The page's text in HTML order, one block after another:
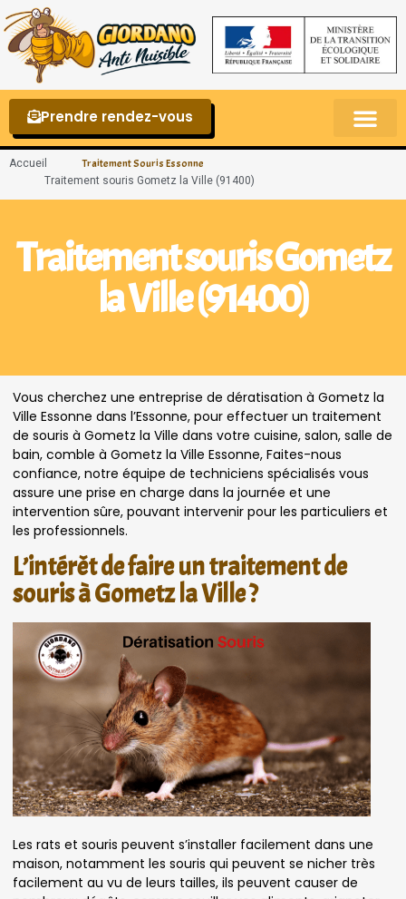
Prendre rendez-vous
Accueil Traitement Souris Essonne
Traitement souris Gometz la Ville (91400)
Traitement souris Gometz
la Ville (91400)
Vous cherchez une entreprise de dératisation à Gometz la
Ville Essonne dans l’Essonne, pour effectuer un traitement
de souris à Gometz la Ville dans votre cuisine, salon, salle de
bain, comble à Gometz la Ville Essonne, Faites-nous
confiance, notre équipe de techniciens spécialisés vous
assure une prise en charge dans la journée et une
intervention sûre, pouvant intervenir pour les particuliers et
les professionnels.
L’intérêt de faire un traitement de
souris à Gometz la Ville ?
Les rats et souris peuvent s’installer facilement dans une
maison, notamment les souris qui peuvent se nicher très
facilement au vu de leurs tailles, ils peuvent causer de